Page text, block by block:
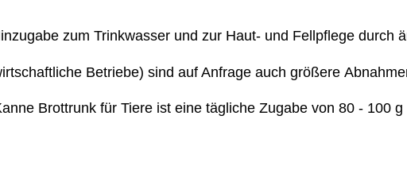
zum Trinkwasser und zur Haut- und Fellpflege durch
Betriebe) sind auf Anfrage auch größere
Brottrunk für Tiere ist eine tägliche Zugabe von 80 - 100